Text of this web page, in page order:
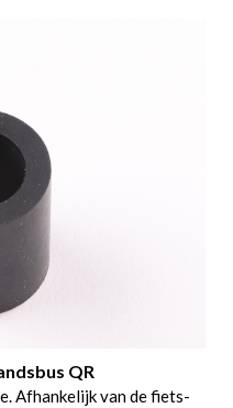
QR
Afhankelijk van de fiets-